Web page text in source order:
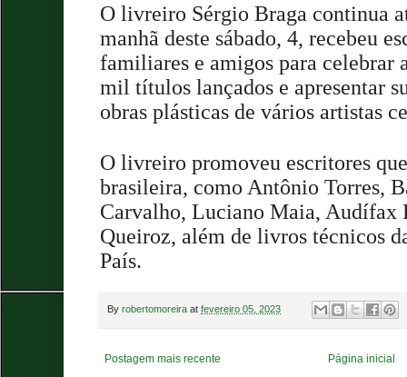
O livreiro Sérgio Braga continua
manhã deste sábado, 4, recebeu
familiares e amigos para celebrar
mil títulos lançados e apresentar
obras plásticas de vários artistas
O livreiro promoveu escritores
brasileira, como Antônio Torres,
Carvalho, Luciano Maia, Audífax
Queiroz, além de livros técnicos
País.
By robertomoreira at fevereiro 05, 2023
Postagem mais recente Página inicial